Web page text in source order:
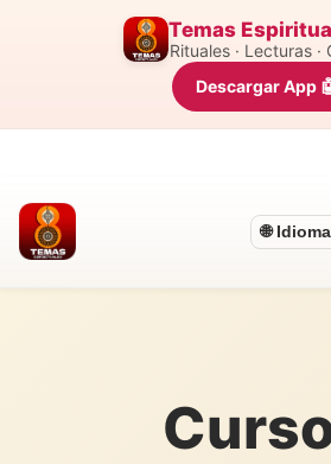
Temas
Rituales · Lecturas ·
Descargar App
🌐